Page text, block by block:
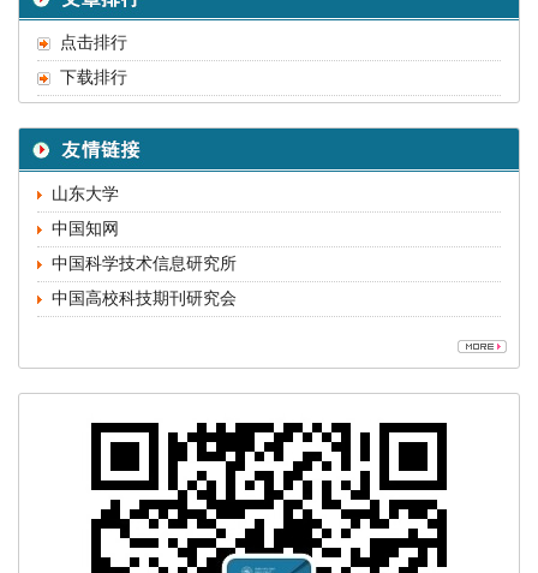
中国高校科技期刊研究会